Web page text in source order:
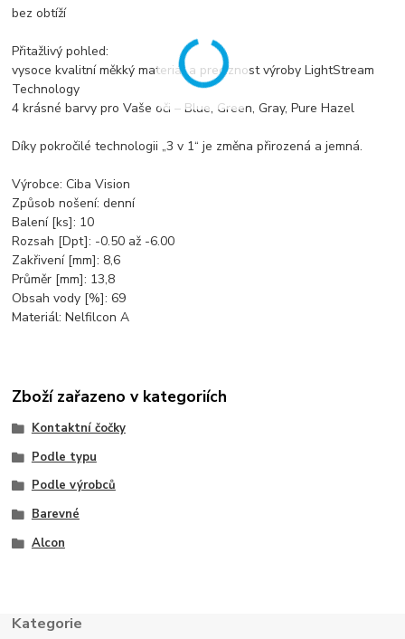
bez obtíží
Přitažlivý pohled:
vysoce kvalitní měkký materiál a preciznost výroby LightStream
Technology
4 krásné barvy pro Vaše oči – Blue, Green, Gray, Pure Hazel
Díky pokročilé technologii „3 v 1“ je změna přirozená a jemná.
Výrobce: Ciba Vision
Způsob nošení: denní
Balení [ks]: 10
Rozsah [Dpt]: -0.50 až -6.00
Zakřivení [mm]: 8,6
Průměr [mm]: 13,8
Obsah vody [%]: 69
Materiál: Nelfilcon A
Zboží zařazeno v kategoriích
Kontaktní čočky
Podle typu
Podle výrobců
Barevné
Alcon
Kategorie